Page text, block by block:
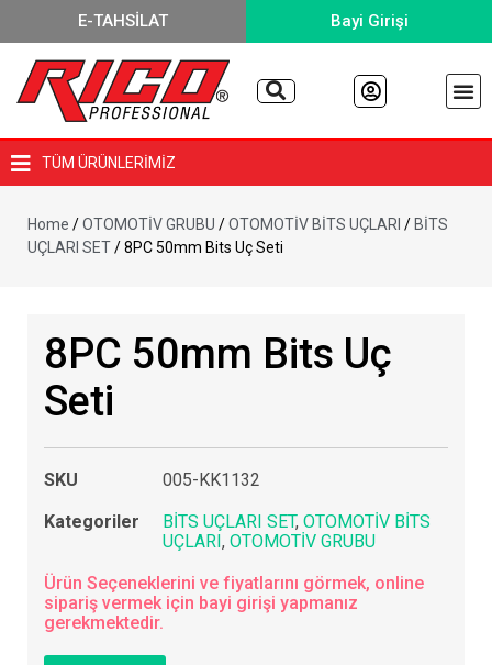
E-TAHSİLAT Bayi Girişi
TÜM ÜRÜNLERİMİZ
Home /OTOMOTİV GRUBU /OTOMOTİV BİTS UÇLARI / BİTS
UÇLARI SET/ 8PC 50mm Bits Uç Seti
8PC 50mm Bits Uç
Seti
SKU
005-KK1132
Kategoriler
BİTS UÇLARI SET, OTOMOTİV BİTS
UÇLARI , OTOMOTİV GRUBU
Ürün Seçeneklerini ve fiyatlarını görmek, online
sipariş vermek için bayi girişi yapmanız
gerekmektedir.